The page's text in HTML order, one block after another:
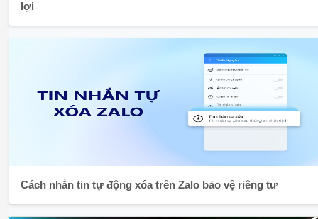
lợi
Cách nhắn tin tự động xóa trên Zalo bảo vệ riêng tư